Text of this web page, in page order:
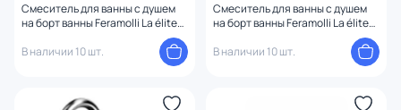
Смеситель для ванны с душем
на борт ванны Feramolli La élite
В наличии 10 шт.
Смеситель для ванны с душем
на борт ванны Feramolli La élite
В наличии 10 шт.